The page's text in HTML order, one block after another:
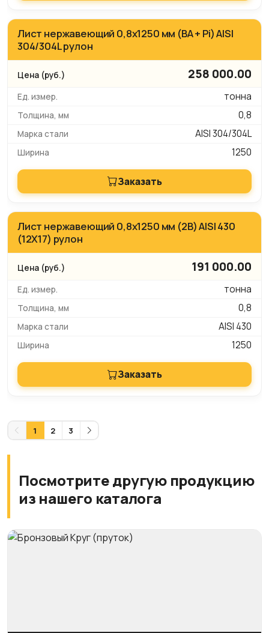
Лист нержавеющий 0,8х1250 мм (BA + Pi) AISI
304/304L рулон
258 000.00
тонна
0,8
AISI 304/304L
1250
Заказать
Лист нержавеющий 0,8х1250 мм (2B) AISI 430
(12Х17) рулон
191 000.00
тонна
0,8
AISI 430
1250
Заказать
1 2 3
Посмотрите другую продукцию
из нашего каталога